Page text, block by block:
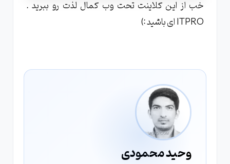
خب از این کلاینت تحت وب کمال لذت رو ببرید .
ITPRO ای باشید :)
وحید محمودی